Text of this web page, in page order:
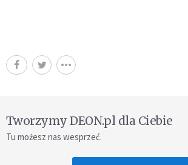
Tworzymy DEON.pl dla Ciebie
Tu możesz nas wesprzeć.